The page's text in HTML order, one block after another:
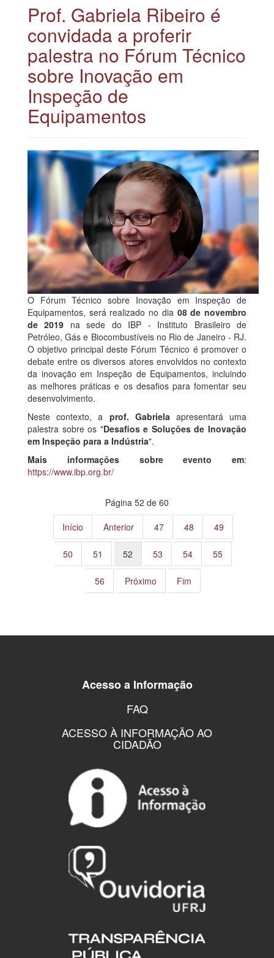
Prof. Gabriela Ribeiro é
convidada a proferir
palestra no Fórum Técnico
sobre Inovação em
Inspeção de
Equipamentos
O Fórum Técnico sobre Inovação em Inspeção de
Equipamentos, será realizado no dia 08 de novembro
de 2019 na sede do IBP - Instituto Brasileiro de
Petróleo, Gás e Biocombustíveis no Rio de Janeiro - RJ.
O objetivo principal deste Fórum Técnico é promover o
debate entre os diversos atores envolvidos no contexto
da inovação em Inspeção de Equipamentos, incluindo
as melhores práticas e os desafios para fomentar seu
desenvolvimento.
Neste contexto, a prof. Gabriela apresentará uma
palestra sobre os "Desafios e Soluções de Inovação
em Inspeção para a Indústria".
Mais informações sobre evento em:
https://www.ibp.org.br/
Página 52 de 60
Início
Anterior 47 48 49
50 51 52 53 54 55
56 Próximo Fim
Acesso a Informação
FAQ
ACESSO À INFORMAÇÃO AO
CIDADÃO